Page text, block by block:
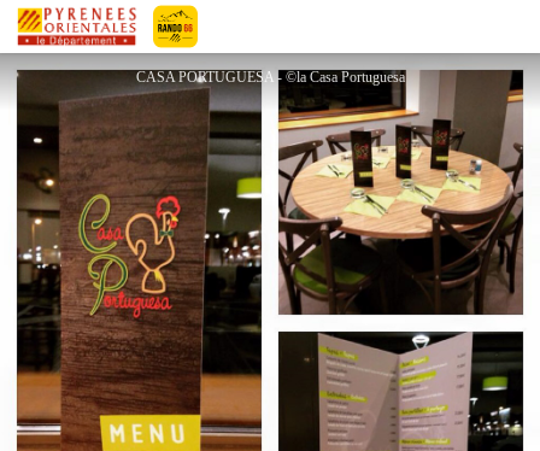
Pyrénées-Orientales Le Département
CASA PORTUGUESA POLYGONE NORD
CASA PORTUGUESA - ©la Casa Portuguesa